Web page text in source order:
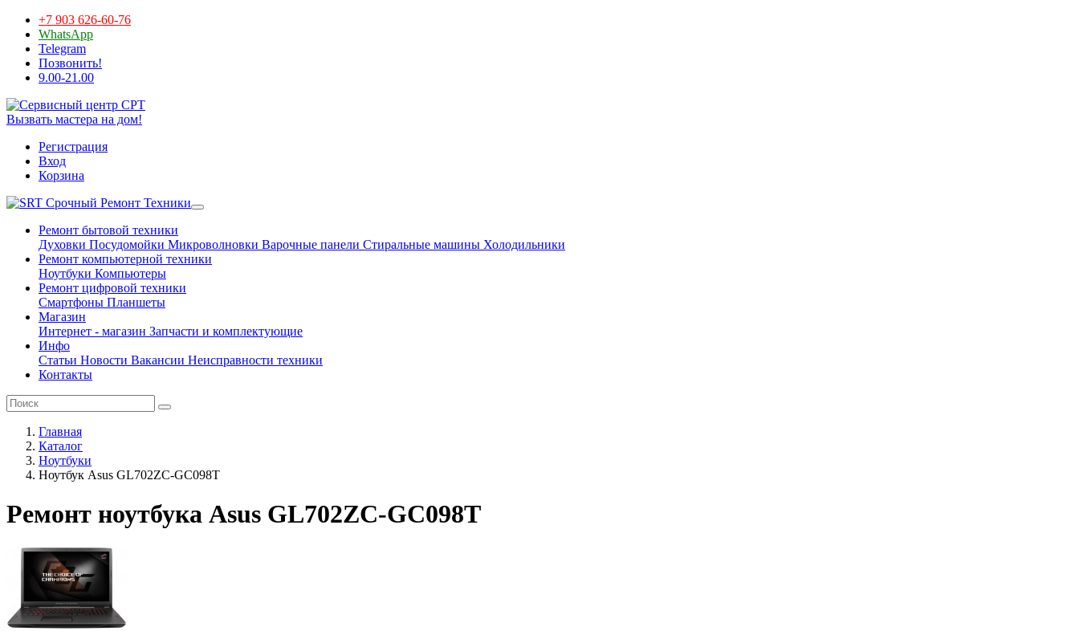
+7 903 626-60-76
WhatsApp
Telegram
Позвонить!
9.00-21.00
Вызвать мастера на дом!
Регистрация
Вход
Корзина
Срочный Ремонт Техники
Ремонт бытовой техники
Духовки Посудомойки Микроволновки Варочные панели Стиральные машины Холодильники
Ремонт компьютерной техники
Ноутбуки Компьютеры
Ремонт цифровой техники
Смартфоны Планшеты
Магазин
Интернет - магазин Запчасти и комплектующие
Инфо
Статьи Новости Вакансии Неисправности техники
Контакты
Главная
Каталог
Ноутбуки
Ноутбук Asus GL702ZC-GC098T
Ремонт ноутбука Asus GL702ZC-GC098T